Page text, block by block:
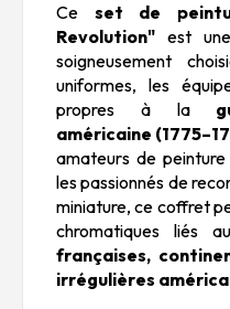
Ce set de
Revolution" est
soigneusement
uniformes, les
propres à la
américaine
amateurs de
les passionnés de
miniature, ce coffret
chromatiques liés
françaises,
irrégulières